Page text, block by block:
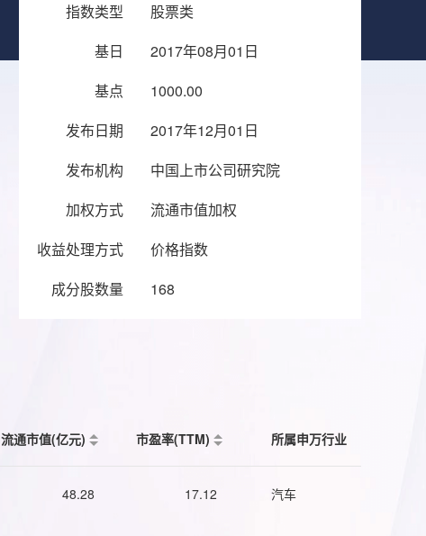
指数类型
股票类
基日
2017年08月01日
基点
1000.00
发布日期
2017年12月01日
发布机构
中国上市公司研究院
加权方式
流通市值加权
收益处理方式
价格指数
成分股数量
168
流通市值(亿元) 市盈率(TTM) 所属申万行业
48.28 17.12 汽车